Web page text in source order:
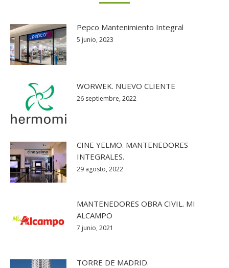
Pepco Mantenimiento Integral
5 junio, 2023
WORWEK. NUEVO CLIENTE
26 septiembre, 2022
CINE YELMO. MANTENEDORES
INTEGRALES.
29 agosto, 2022
MANTENEDORES OBRA CIVIL. MI
ALCAMPO
7 junio, 2021
TORRE DE MADRID.